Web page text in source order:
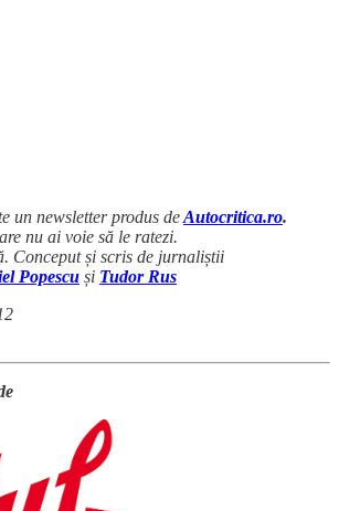
un newsletter produs deAutocritica.ro.
nu ai voie să le ratezi.
Conceput și scris de jurnaliștii
Popescu și Tudor Rus